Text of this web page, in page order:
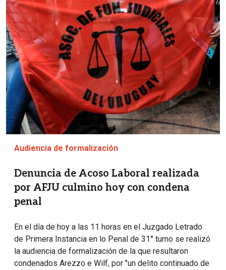
Audiencia de formalización
Denuncia de Acoso Laboral realizada
por AFJU culmino hoy con condena
penal
En el día de hoy a las 11 horas en el Juzgado Letrado
de Primera Instancia en lo Penal de 31° turno se realizó
la audiencia de formalización de la que resultaron
condenados Arezzo e Wilf, por "un delito continuado de